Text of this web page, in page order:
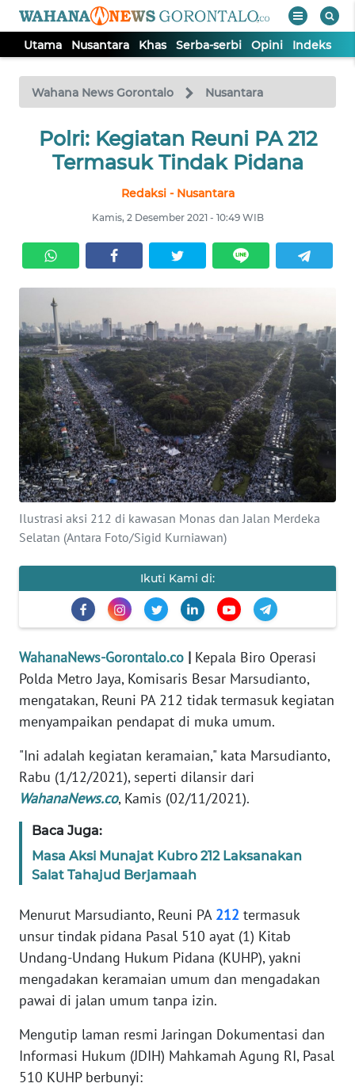
Utama Nusantara Khas Serba-serbi Opini Indeks
Wahana News Gorontalo Nusantara
Polri: Kegiatan Reuni PA 212
Termasuk Tindak Pidana
Redaksi - Nusantara
Kamis, 2 Desember 2021 - 10:49 WIB
Ilustrasi aksi 212 di kawasan Monas dan Jalan Merdeka
Selatan (Antara Foto/Sigid Kurniawan)
Ikuti Kami di:
WahanaNews-Gorontalo.co | Kepala Biro Operasi
Polda Metro Jaya, Komisaris Besar Marsudianto,
mengatakan, Reuni PA 212 tidak termasuk kegiatan
menyampaikan pendapat di muka umum.
"Ini adalah kegiatan keramaian," kata Marsudianto,
Rabu (1/12/2021), seperti dilansir dari
WahanaNews.co, Kamis (02/11/2021).
Baca Juga:
Masa Aksi Munajat Kubro 212 Laksanakan
Salat Tahajud Berjamaah
Menurut Marsudianto, Reuni PA 212 termasuk
unsur tindak pidana Pasal 510 ayat (1) Kitab
Undang-Undang Hukum Pidana (KUHP), yakni
mengadakan keramaian umum dan mengadakan
pawai di jalan umum tanpa izin.
Mengutip laman resmi Jaringan Dokumentasi dan
Informasi Hukum (JDIH) Mahkamah Agung RI, Pasal
510 KUHP berbunyi:
TV
Tutup
UTAMA
SERBA-
SERBI
OPINI
Informasi
INDEKS
BERITA
KONTAK
KAMI
INFO
IKLAN
MEDIA
SIBER
REDAKSI
KARIR
DISCLAIMER
Regional
WN
SUMUT
JAKARTA
WN
JABAR